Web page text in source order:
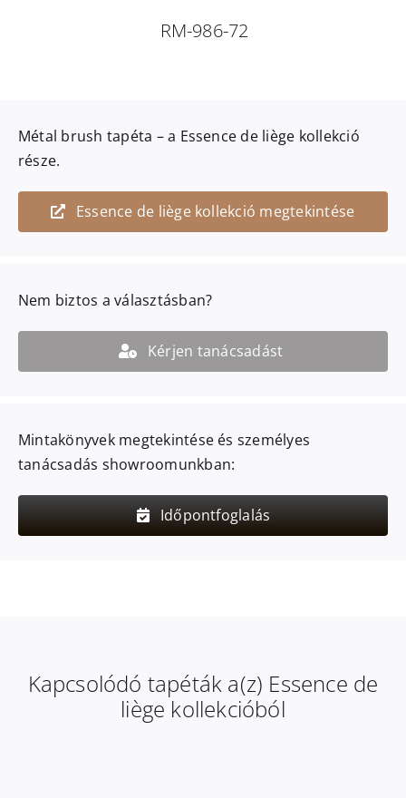
RM-986-72
Métal brush tapéta – a Essence de liège kollekció
része.
Essence de liège kollekció megtekintése
Nem biztos a választásban?
Kérjen tanácsadást
Mintakönyvek megtekintése és személyes
tanácsadás showroomunkban:
Időpontfoglalás
Kapcsolódó tapéták a(z) Essence de
liège kollekcióból